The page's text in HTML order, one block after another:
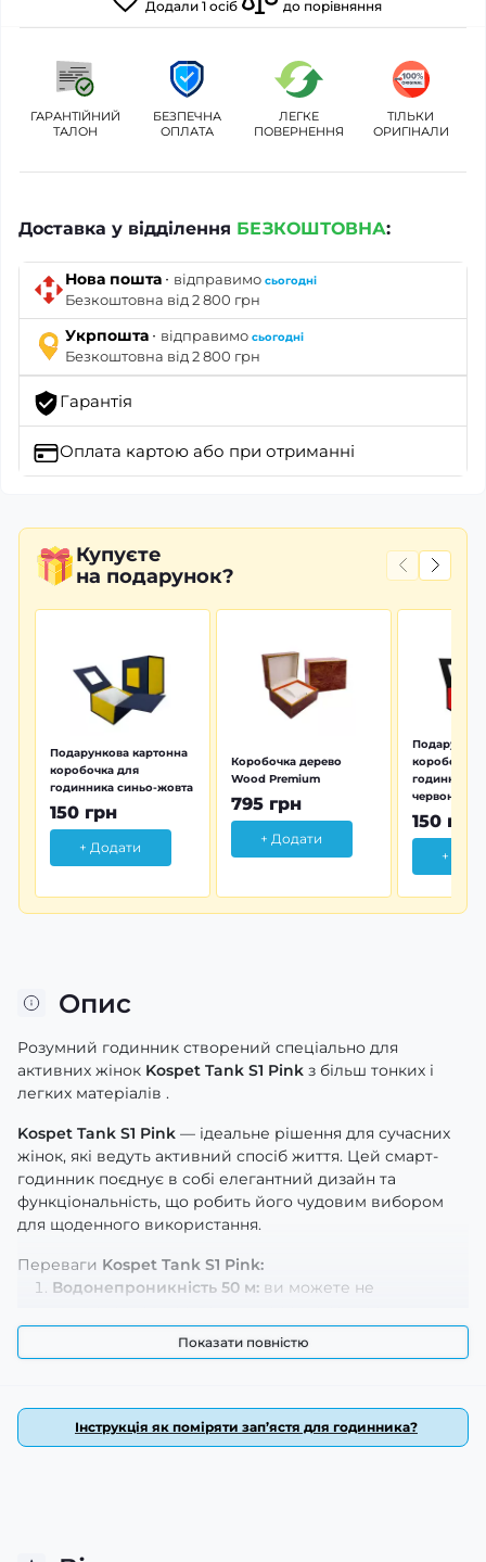
Додали 1 осіб
до порівняння
ГАРАНТІЙНИЙ
ТАЛОН
БЕЗПЕЧНА
ОПЛАТА
ЛЕГКЕ
ПОВЕРНЕННЯ
ТІЛЬКИ
ОРИГІНАЛИ
Доставка у відділення БЕЗКОШТОВНА:
Нова пошта · відправимо сьогодні
Безкоштовна від 2 800 грн
Укрпошта · відправимо сьогодні
Безкоштовна від 2 800 грн
Гарантія
Оплата картою або при отриманні
Купуєте
на подарунок?
Подарункова картонна
коробочка для
годинника синьо-жовта
150 грн
+ Додати
Коробочка дерево
Wood Premium
795 грн
+ Додати
коробочка
годинника
червона
150 грн
+
Опис
Розумний годинник створений спеціально для
активних жінок Kospet Tank S1 Pink з більш тонких і
легких матеріалів .
Kospet Tank S1 Pink — ідеальне рішення для сучасних
жінок, які ведуть активний спосіб життя. Цей смарт-
годинник поєднує в собі елегантний дизайн та
функціональність, що робить його чудовим вибором
для щоденного використання.
Переваги Kospet Tank S1 Pink:
Водонепроникність 50 м: ви можете не
воду.
Стильний корпус: корпус виготовлений зполімеру
підлаштовується під зап'ястя, а його легка вага
(всього 49 г) гарантує комфорт при носінні.
Показати повністю
Інструкція як поміряти зап’ястя для годинника?